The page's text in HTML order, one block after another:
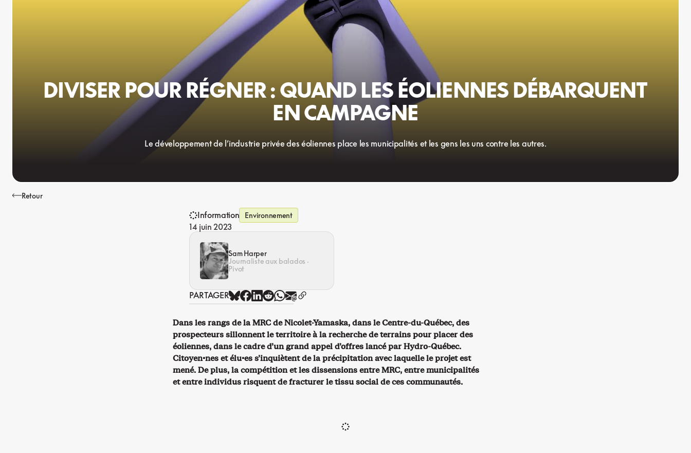
DIVISER POUR RÉGNER : QUAND LES ÉOLIENNES DÉBARQUENT
EN CAMPAGNE
Le développement de l’industrie privée des éoliennes place les municipalités et les gens les uns contre les autres.
Retour
Information Environnement
14 juin 2023
Sam Harper
Journaliste aux balados ·
Pivot
PARTAGER
Dans les rangs de la MRC de Nicolet-Yamaska, dans le Centre-du-Québec, des
prospecteurs sillonnent le territoire à la recherche de terrains pour placer des
éoliennes, dans le cadre d’un grand appel d’offres lancé par Hydro-Québec.
Citoyen·nes et élu·es s’inquiètent de la précipitation avec laquelle le projet est
mené. De plus, la compétition et les dissensions entre MRC, entre municipalités
et entre individus risquent de fracturer le tissu social de ces communautés.